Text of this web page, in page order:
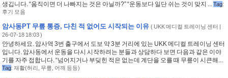
생깁니다. “움직이면 더 나빠지는 것은 아닐까?” “운동보다 일단 쉬는 것이 맞지 ...Tag:
후기 모음
암사동PT 무릎 통증, 다친 적 없어도 시작되는 이유 (UKK 메디컬 트레이닝 센터 |
26-07-18 18:03 )
안녕하세요. 암사역 3번 출구에서 도보 약 3분 거리에 있는 UKK 메디컬 트레이닝 센터
입니다. 암사동에서 운동을 다시 시작하려는 분들과 상담하다 보면 다음과 같은 이야
기를 자주 접합니다. “넘어지거나 부딪힌 적은 없는데 계단을 오를 때 무릎이 시큰해...
Tag: 재활(허리 무릎 어깨 등등)